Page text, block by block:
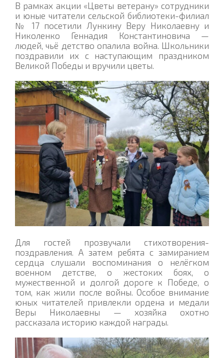
В рамках акции «Цветы ветерану» сотрудники
и юные читатели сельской библиотеки-филиал
№ 17 посетили Лункину Веру Николаевну и
Николенко Геннадия Константиновича —
людей, чьё детство опалила война. Школьники
поздравили их с наступающим праздником
Великой Победы и вручили цветы.
Для гостей прозвучали стихотворения-
поздравления. А затем ребята с замиранием
сердца слушали воспоминания о нелёгком
военном детстве, о жестоких боях, о
мужественной и долгой дороге к Победе, о
том, как жили после войны. Особое внимание
юных читателей привлекли ордена и медали
Веры Николаевны — хозяйка охотно
рассказала историю каждой награды.